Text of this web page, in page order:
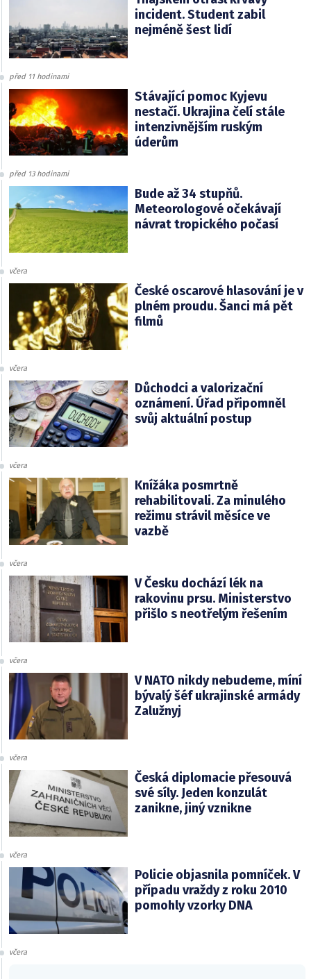
incident. Student zabil
nejméně šest lidí
před 11 hodinami
Stávající pomoc Kyjevu
nestačí. Ukrajina čelí stále
intenzivnějším ruským
úderům
před 13 hodinami
Bude až 34 stupňů.
Meteorologové očekávají
návrat tropického počasí
včera
České oscarové hlasování je v
plném proudu. Šanci má pět
filmů
včera
Důchodci a valorizační
oznámení. Úřad připomněl
svůj aktuální postup
včera
Knížáka posmrtně
rehabilitovali. Za minulého
režimu strávil měsíce ve
vazbě
včera
V Česku dochází lék na
rakovinu prsu. Ministerstvo
přišlo s neotřelým řešením
včera
V NATO nikdy nebudeme, míní
bývalý šéf ukrajinské armády
Zalužnyj
včera
Česká diplomacie přesouvá
své síly. Jeden konzulát
zanikne, jiný vznikne
včera
Policie objasnila pomníček. V
případu vraždy z roku 2010
pomohly vzorky DNA
včera